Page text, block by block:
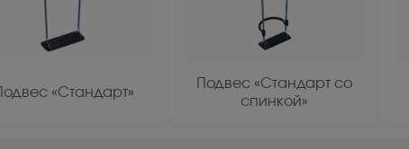
Подвес «Стандарт»
Подвес «Стандарт со
спинкой»